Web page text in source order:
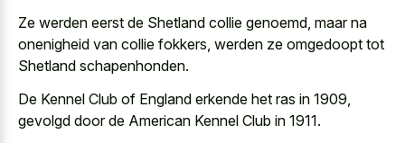
Ze werden eerst de Shetland collie genoemd, maar na
onenigheid van collie fokkers, werden ze omgedoopt tot
Shetland schapenhonden.
De Kennel Club of England erkende het ras in 1909,
gevolgd door de American Kennel Club in 1911.